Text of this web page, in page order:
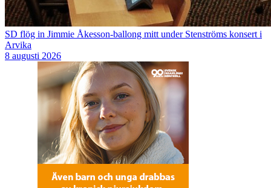
SD flög in Jimmie Åkesson-ballong mitt under Stenströms konsert i
Arvika
8 augusti 2026